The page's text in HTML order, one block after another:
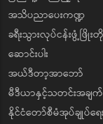
အသိပညာပေးကဏ္ဍ
ခရီးသွားလုပ်ငန်းဖွံ့ဖြို
ဆောင်းပါး
အယ်ဒီတာ့အာဘော်
မီဒီယာနှင့်သတင်းအခ
နိုင်ငံတော်စီမံအုပ်ချုပ်ရ